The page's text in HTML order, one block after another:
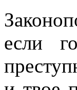
если